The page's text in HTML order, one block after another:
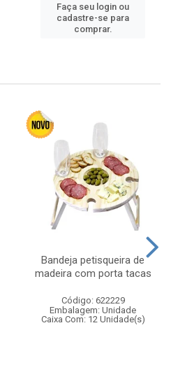
Faça seu login ou
cadastre-se para
comprar.
Bandeja petisqueira de
madeira com porta tacas
Código: 622229
Embalagem: Unidade
Caixa Com: 12 Unidade(s)